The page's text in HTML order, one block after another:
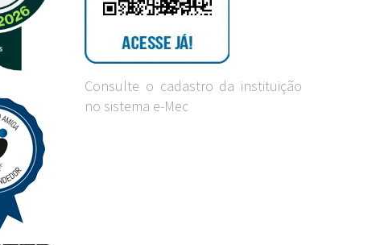
Consulte o cadastro da instituição
no sistema e-Mec